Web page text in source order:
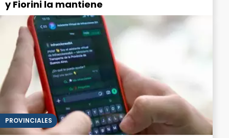
y Fiorini la mantiene
PROVINCIALES